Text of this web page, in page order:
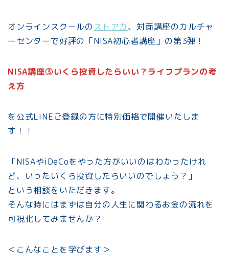
オンラインスクールのストアカ、対面講座のカルチャ
ーセンターで好評の「NISA初心者講座」の第3弾！
NISA講座③いくら投資したらいい？ライフプランの考
え方
を公式LINEご登録の方に特別価格で開催いたしま
す！！
「NISAやiDeCoをやった方がいいのはわかったけれ
ど、いったいくら投資したらいいのでしょう？」
という相談をいただきます。
そんな時にはまずは自分の人生に関わるお金の流れを
可視化してみませんか？
＜こんなことを学びます＞